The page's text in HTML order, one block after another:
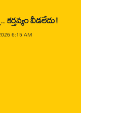
కర్తవ్యం వీడలేదు!
6:15 AM